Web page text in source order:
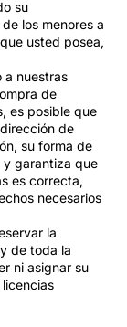
su
los menores a
usted posea,
a nuestras
de
es posible que
de
su forma de
y garantiza que
es correcta,
necesarios
la
de toda la
ni asignar su